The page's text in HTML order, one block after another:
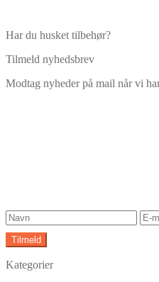
Har du husket tilbehør?
Tilmeld nyhedsbrev
Modtag nyheder på mail når vi
Kategorier